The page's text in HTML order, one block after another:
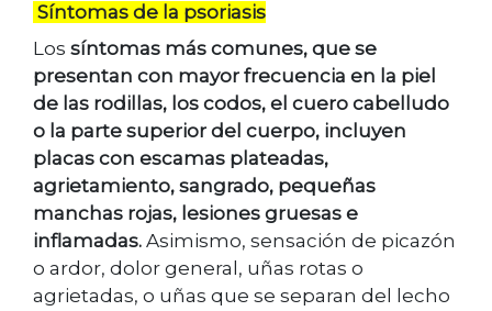
Síntomas de la psoriasis
Los síntomas más comunes, que se
presentan con mayor frecuencia en la piel
de las rodillas, los codos, el cuero cabelludo
o la parte superior del cuerpo, incluyen
placas con escamas plateadas,
agrietamiento, sangrado, pequeñas
manchas rojas, lesiones gruesas e
inflamadas. Asimismo, sensación de picazón
o ardor, dolor general, uñas rotas o
agrietadas, o uñas que se separan del lecho